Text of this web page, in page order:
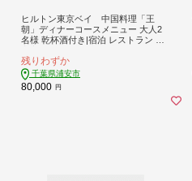
ヒルトン東京ベイ 中国料理「王
朝」ディナーコースメニュー 大人2
名様 乾杯酒付き|宿泊 レストラン 浦
クーポン 利用券
残りわずか
千葉県浦安市
80,000 円